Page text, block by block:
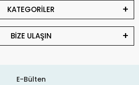
KATEGORİLER
BİZE ULAŞIN
E-Bülten